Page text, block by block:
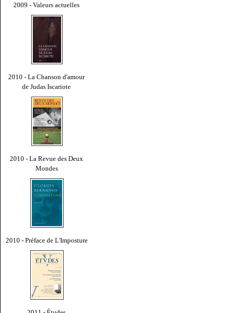
2009 - Valeurs actuelles
2010 - La Chanson d'amour
de Judas Iscariote
2010 - La Revue des Deux
Mondes
2010 - Préface de L'Imposture